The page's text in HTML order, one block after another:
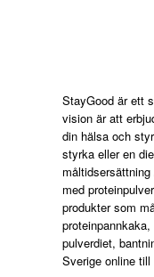
StayGood är ett
vision är att
din hälsa och
styrka eller en
med
produkter som
pulverdiet,
Sverige online